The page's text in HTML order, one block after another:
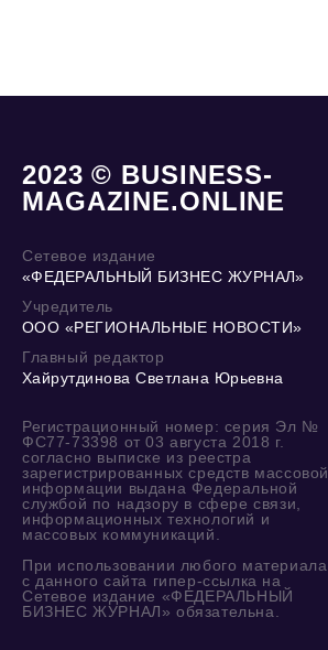
2023 © BUSINESS-
MAGAZINE.ONLINE
Сетевое издание
«ФЕДЕРАЛЬНЫЙ БИЗНЕС ЖУРНАЛ»
Учредитель
ООО «РЕГИОНАЛЬНЫЕ НОВОСТИ»
Главный редактор
Хайрутдинова Светлана Юрьевна
Регистрационный номер: серия Эл №
ФС77-73398 от 03 августа 2018 г.
согласно выписке из реестра
зарегистрированных средств массовой
информации выдана Федеральной
службой по надзору в сфере связи,
информационных технологий и
массовых коммуникаций.
При использовании любого материала
с данного сайта гипер-ссылка на
Сетевое издание «ФЕДЕРАЛЬНЫЙ
БИЗНЕС ЖУРНАЛ» обязательна.